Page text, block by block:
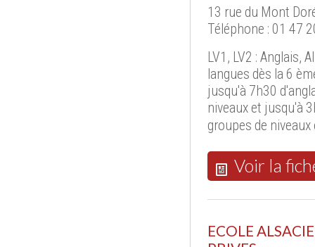
13 rue du Mont
Téléphone : 01 47
LV1, LV2 : Anglais,
langues dès la 6
jusqu'à 7h30
niveaux et jusqu'à
groupes de
Voir la
ECOLE